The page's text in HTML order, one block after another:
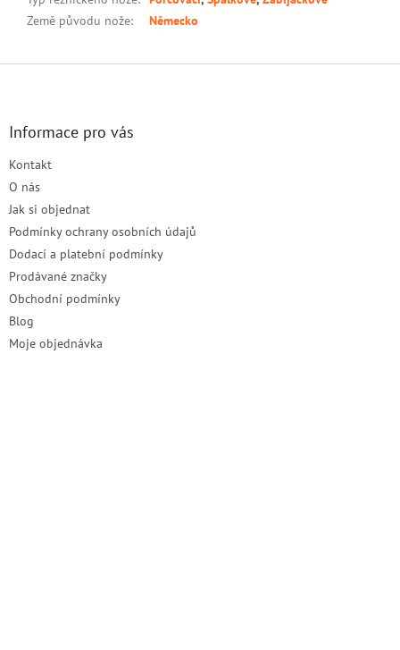
Země původu nože: Německo
Informace pro vás
Kontakt
O nás
Jak si objednat
Podmínky ochrany osobních údajů
Dodací a platební podmínky
Prodávané značky
Obchodní podmínky
Blog
Moje objednávka